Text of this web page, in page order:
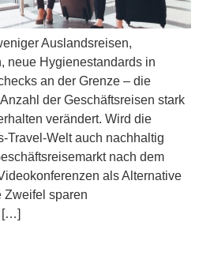
Auslandsreisen,
neue Hygienestandards in
an der Grenze – die
der Geschäftsreisen stark
verändert. Wird die
Travel-Welt auch nachhaltig
nach dem
als Alternative
Zweifel sparen
[…]